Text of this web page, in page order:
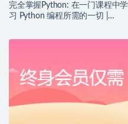
完全掌握Python: 在一门课程中学
习 Python 编程所需的一切 |